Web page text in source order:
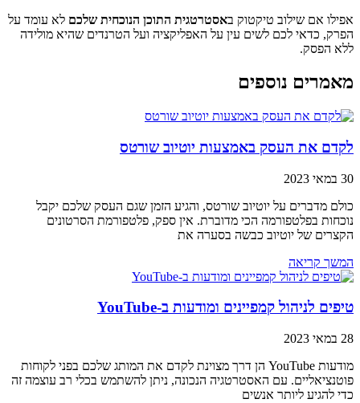
אפילו אם שילוב טיקטוק באסטרטגית התוכן הנוכחית שלכם לא עומד על
הפרק, כדאי לכם לשים עין על האפליקציה ועל הטרנדים שהיא מולידה
ללא הפסק.
מאמרים נוספים
לקדם את העסק באמצעות יוטיוב שורטס
30 במאי 2023
כולם מדברים על יוטיוב שורטס, והגיע הזמן שגם העסק שלכם יקבל
נוכחות בפלטפורמה הכי מדוברת. אין ספק, פלטפורמת הסרטונים
הקצרים של יוטיוב כבשה בסערה את
המשך קריאה
טיפים לניהול קמפיינים ומודעות ב-YouTube
28 במאי 2023
מודעות YouTube הן דרך מצוינת לקדם את המותג שלכם בפני לקוחות
פוטנציאליים. עם האסטרטגיה הנכונה, ניתן להשתמש בכלי רב עוצמה זה
כדי להגיע ליותר אנשים